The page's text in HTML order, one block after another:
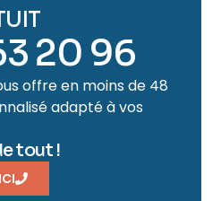
20 96
offre en moins de 48
adapté à vos
tout !